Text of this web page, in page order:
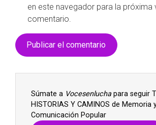
en este navegador para la próxima
comentario.
Súmate a Vocesenluchapara seguir
HISTORIAS Y CAMINOS de Memoria
Comunicación Popular